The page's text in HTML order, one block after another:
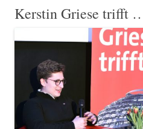
Kerstin Griese trifft